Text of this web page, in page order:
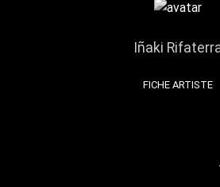
Iñaki
FICHE ARTISTE